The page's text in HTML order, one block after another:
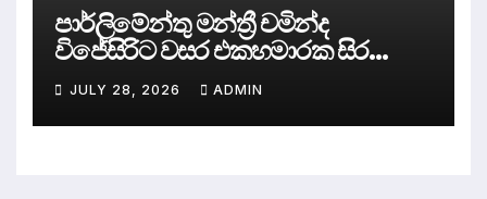
පාර්ලිමේන්තු මන්ත්‍රී චමින්ද
විජේසිරිට වසර එකහමාරක සිර
දඬුවම්.
JULY 28, 2026 ADMIN